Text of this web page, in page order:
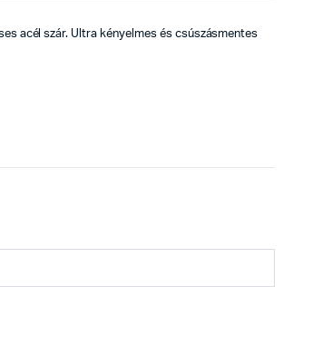
acél szár. Ultra kényelmes és csúszásmentes